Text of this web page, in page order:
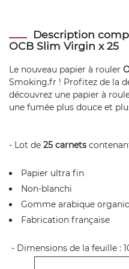
Description
OCB Slim Virgin x 25
Le nouveau papier à rouler
Smoking.fr ! Profitez de la
découvrez une papier à
une fumée plus douce et
- Lot de 25 carnets
Papier ultra fin
Non-blanchi
Gomme arabique
Fabrication française
- Dimensions de la feuille :